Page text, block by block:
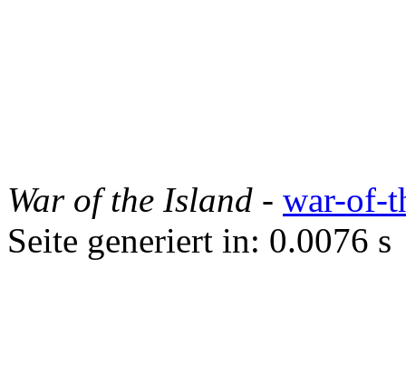
War of the Island - war-of-
Seite generiert in: 0.0076 s